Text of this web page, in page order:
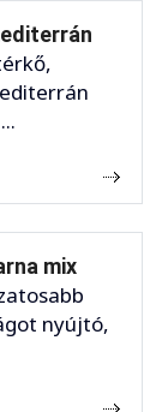
mix
nyújtó,